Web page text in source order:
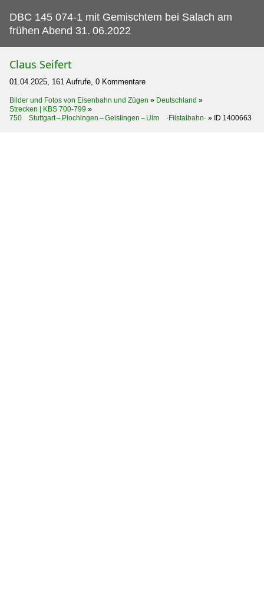
DBC 145 074-1 mit Gemischtem bei Salach am
frühen Abend 31. 06.2022
Claus Seifert
01.04.2025, 161 Aufrufe, 0 Kommentare
Bilder und Fotos von Eisenbahn und Zügen » Deutschland »
Strecken | KBS 700-799 »
750 Stuttgart – Plochingen – Geislingen – Ulm ·Filstalbahn· » ID 1400663